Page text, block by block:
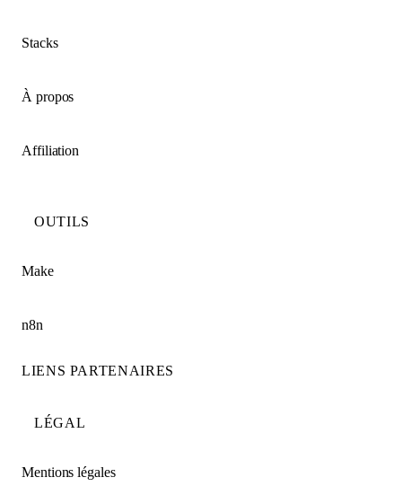
Stacks
À propos
Affiliation
OUTILS
Make
n8n
LIENS PARTENAIRES
LÉGAL
Mentions légales